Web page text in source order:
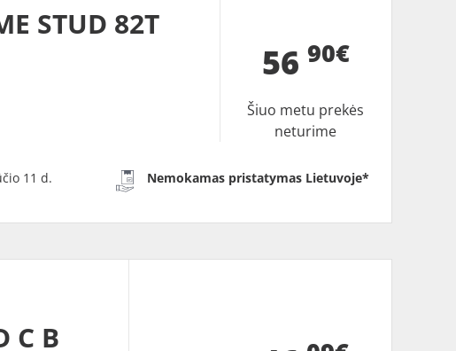
STUD 82T
56 90€
Šiuo metu prekės
neturime
11 d. Nemokamas pristatymas Lietuvoje*
C B